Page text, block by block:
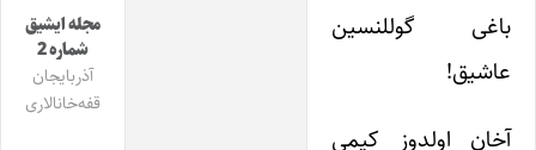
باغی گوللنسین
عاشیق!
آخان اولدوز کیمی
مجله ایشیق
شماره 2
آذربایجان
قفه‌خانالاری